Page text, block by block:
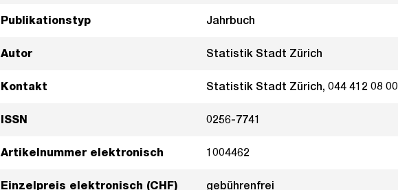
Publikationstyp Jahrbuch
Autor Statistik Stadt Zürich
Kontakt Statistik Stadt Zürich, 044 412 08 00
ISSN 0256-7741
Artikelnummer elektronisch 1004462
Einzelpreis elektronisch (CHF) gebührenfrei